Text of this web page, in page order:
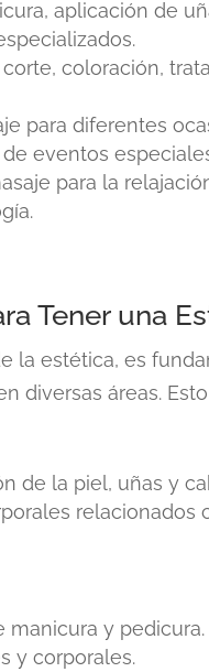
aplicación de
corte, coloración,
para diferentes
eventos
para la
Tener una
la estética, es
diversas áreas.
de la piel, uñas y
relacionados
manicura y pedicura.
y corporales.